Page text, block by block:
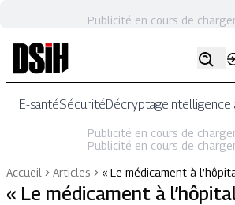
Publicité en cours de
E-santéSécuritéDécryptage
Publicité en cours de
Publicité en cours de
Accueil
Articles « Le médicament à
« Le médicament à